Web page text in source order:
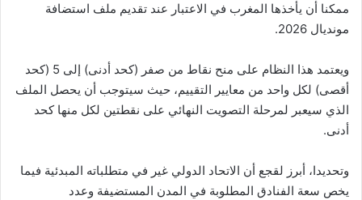
ممكنا أن يأخذها المغرب في الاعتبار عند تقديم ملف استضافة
مونديال 2026.
ويعتمد هذا النظام على منح نقاط من صفر (كحد أدنى) إلى 5 (كحد
أقصى) لكل واحد من معايير التقييم، حيث سيتوجب أن يحصل الملف
الذي سيعبر لمرحلة التصويت النهائي على نقطتين لكل منها كحد
أدنى.
وتحديدا، أبرز لقجع أن الاتحاد الدولي غير في متطلباته المبدئية فيما
يخص سعة الفنادق المطلوبة في المدن المستضيفة وعدد